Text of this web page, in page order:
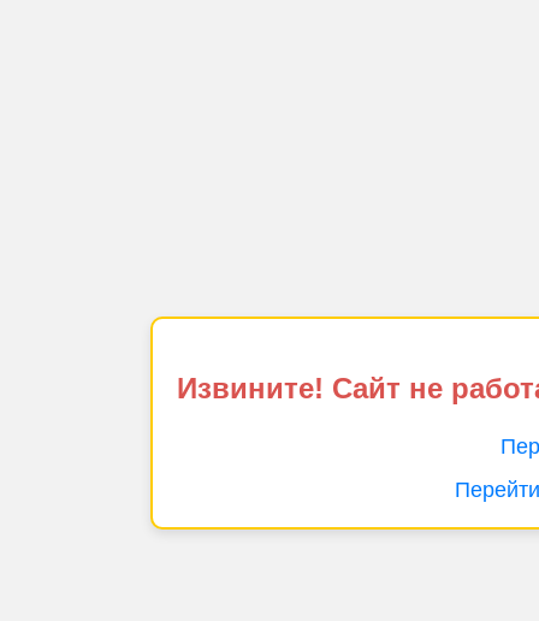
Извините! Сайт не